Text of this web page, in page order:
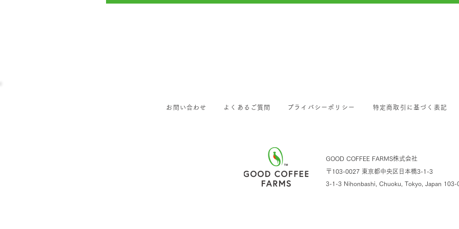
お問い合わせ よくあるご質問 プライバシーポリシー 特定商取引に基づく表記
GOOD COFFEE FARMS株式会社
〒103-0027 東京都中央区日本橋3-1-3
3-1-3 Nihonbashi, Chuoku, Tokyo,
Japan 103-